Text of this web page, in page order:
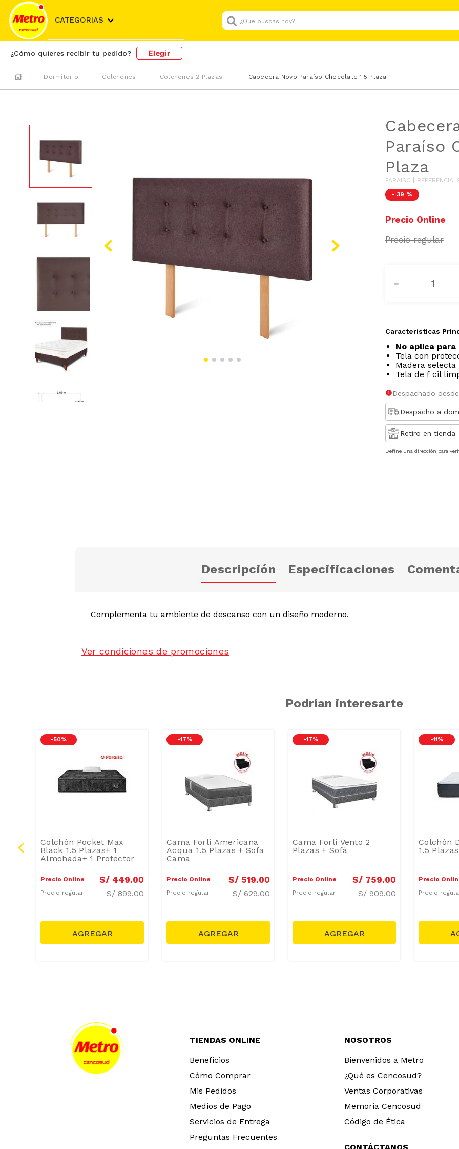
CATEGORIAS
¿Que buscas hoy?
¿Cómo quieres recibir tu pedido? Elegir
Dormitorio Colchones Colchones 2 Plazas Cabecera Novo Paraíso Chocolate 1.5 Plaza
Paraíso
Plaza
PARAISO REFERENCIA:
- 39 %
－
Características
No aplica
Tela con
Madera selecta
Tela de f cil
Despachado desde
Despacho a
Retiro en tienda
Define una dirección para
Descripción Especificaciones
Complementa tu ambiente de descanso con un diseño moderno.
Ver condiciones de promociones
Podrían interesarte
-50 %
Colchón Pocket Max
Black 1.5 Plazas+ 1
Almohada+ 1 Protector
Precio Online S/ 449.00
Precio regular S/899.00
-17 %
Cama Forli Americana
Acqua 1.5 Plazas + Sofa
Cama
Precio Online S/ 519.00
Precio regular S/629.00
-17 %
Cama Forli Vento 2
Plazas + Sofá
Precio Online S/ 759.00
Precio regular S/909.00
-11 %
Colchón
1.5 Plazas
Precio
Precio
TIENDAS ONLINE
Beneficios
Cómo Comprar
Mis Pedidos
Medios de Pago
Servicios de Entrega
Preguntas Frecuentes
NOSOTROS
Bienvenidos a Metro
¿Qué es Cencosud?
Ventas Corporativas
Memoria Cencosud
Código de Ética